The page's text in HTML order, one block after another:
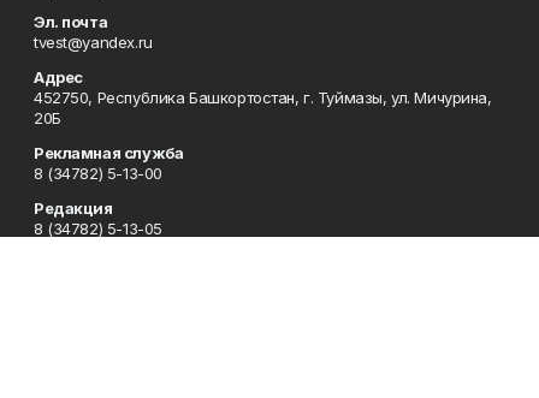
Эл. почта
tvest@yandex.ru
Адрес
452750, Республика Башкортостан, г. Туймазы, ул. Мичурина,
20Б
Рекламная служба
8 (34782) 5-13-00
Редакция
8 (34782) 5-13-05